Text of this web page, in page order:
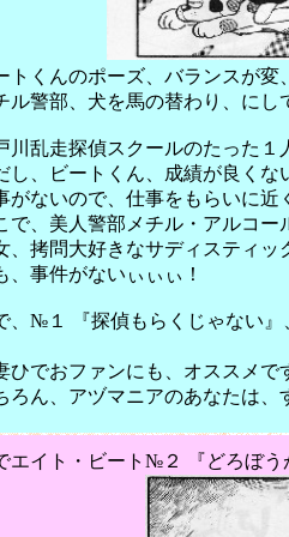
くんのポーズ、バランスが変
警部、犬を馬の替わり、にし
乱走探偵スクールのたった１
、ビートくん、成績が良くな
ないので、仕事をもらいに近
、美人警部メチル・アルコー
拷問大好きなサディスティッ
事件がないぃぃぃ！
№１ 『探偵もらくじゃない』
でおファンにも、オススメで
ん、アヅマニアのあなたは、
イト・ビート№２ 『どろぼう